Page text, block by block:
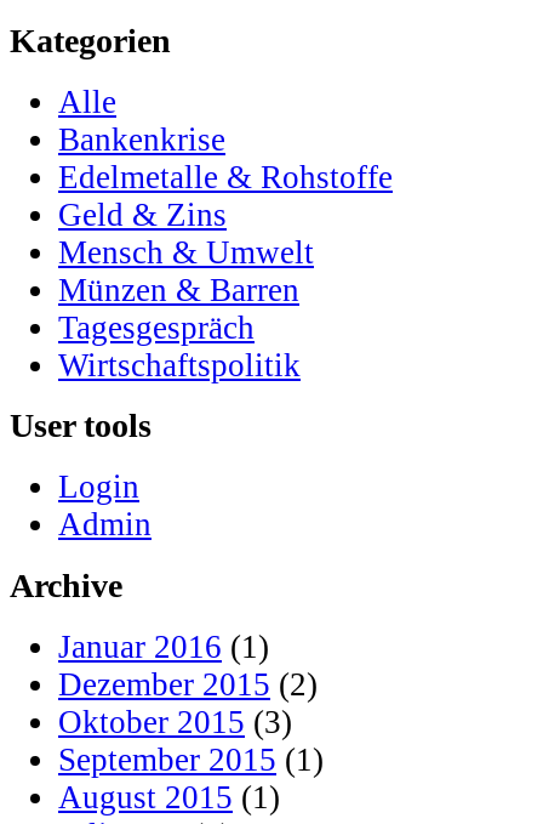
Kategorien
Alle
Bankenkrise
Edelmetalle & Rohstoffe
Geld & Zins
Mensch & Umwelt
Münzen & Barren
Tagesgespräch
Wirtschaftspolitik
User tools
Login
Admin
Archive
Januar 2016 (1)
Dezember 2015 (2)
Oktober 2015 (3)
September 2015 (1)
August 2015 (1)